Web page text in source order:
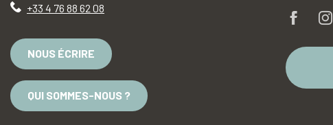
+33 4 76 88 62 08
NOUS ÉCRIRE
QUI SOMMES-NOUS ?